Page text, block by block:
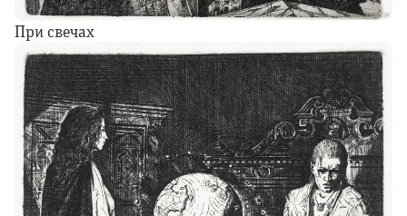
При свечах